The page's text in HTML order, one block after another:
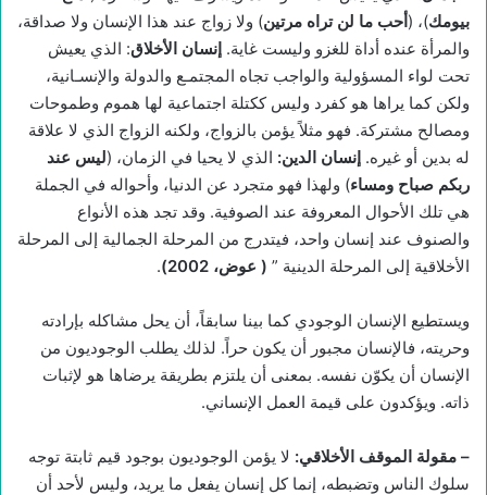
بيومك)، (أحب ما لن تراه مرتين) ولا زواج عند هذا الإنسان ولا صداقة،
والمرأة عنده أداة للغزو وليست غاية. إنسان الأخلاق: الذي يعيش
تحت لواء المسؤولية والواجب تجاه المجتمـع والدولة والإنسـانية،
ولكن كما يراها هو كفرد وليس ككتلة اجتماعية لها هموم وطموحات
ومصالح مشتركة. فهو مثلاً يؤمن بالزواج، ولكنه الزواج الذي لا علاقة
له بدين أو غيره. إنسان الدين: الذي لا يحيا في الزمان، (ليس عند
ربكم صباح ومساء) ولهذا فهو متجرد عن الدنيا، وأحواله في الجملة
هي تلك الأحوال المعروفة عند الصوفية. وقد تجد هذه الأنواع
والصنوف عند إنسان واحد، فيتدرج من المرحلة الجمالية إلى المرحلة
الأخلاقية إلى المرحلة الدينية ” ( عوض، 2002) .
ويستطيع الإنسان الوجودي كما بينا سابقاً، أن يحل مشاكله بإرادته
وحريته، فالإنسان مجبور أن يكون حراً. لذلك يطلب الوجوديون من
الإنسان أن يكوّن نفسه. بمعنى أن يلتزم بطريقة يرضاها هو لإثبات
ذاته. ويؤكدون على قيمة العمل الإنساني.
– مقولة الموقف الأخلاقي: لا يؤمن الوجوديون بوجود قيم ثابتة توجه
سلوك الناس وتضبطه، إنما كل إنسان يفعل ما يريد، وليس لأحد أن